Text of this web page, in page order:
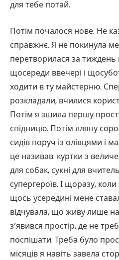
для тебе потай.
Потім почалося нове. Не
справжнє. Я не покинула
перетворилася за тиждень
щосереди ввечері і
ходити в ту майстерню.
розкладали, вчилися
Потім я зшила першу
спідницю. Потім лляну
сидів поруч із олівцями і
це називав: куртки з
для собак, сукні для
супергероїв. І щоразу,
щось усередині мене
відчувала, що живу лише
з’явився простір, де не
поспішати. Треба було
місяців я навіть завела